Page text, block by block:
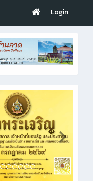
Login